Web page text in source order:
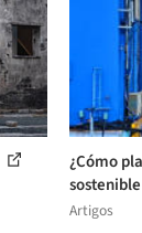
¿Cómo
Artigos